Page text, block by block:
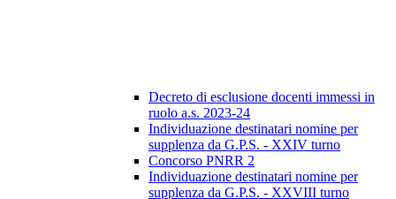
Decreto di esclusione docenti immessi in
ruolo a.s. 2023-24
Individuazione destinatari nomine per
supplenza da G.P.S. - XXIV turno
Concorso PNRR 2
Individuazione destinatari nomine per
supplenza da G.P.S. - XXVIII turno